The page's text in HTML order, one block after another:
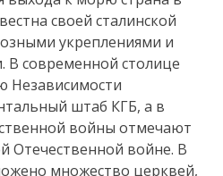
своей сталинской
укреплениями и
В современной столице
Независимости
штаб КГБ, а в
войны отмечают
Отечественной войне. В
множество церквей,